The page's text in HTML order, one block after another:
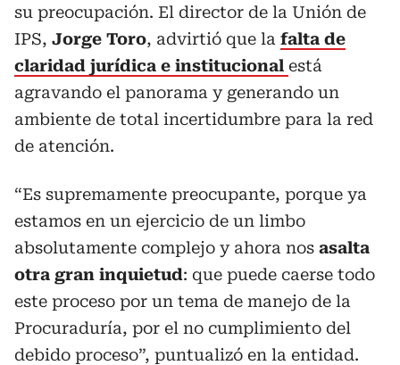
su preocupación. El director de la Unión de
IPS, Jorge Toro, advirtió que la falta de
claridad jurídica e institucional está
agravando el panorama y generando un
ambiente de total incertidumbre para la red
de atención.
“Es supremamente preocupante, porque ya
estamos en un ejercicio de un limbo
absolutamente complejo y ahora nos asalta
otra gran inquietud: que puede caerse todo
este proceso por un tema de manejo de la
Procuraduría, por el no cumplimiento del
debido proceso”, puntualizó en la entidad.